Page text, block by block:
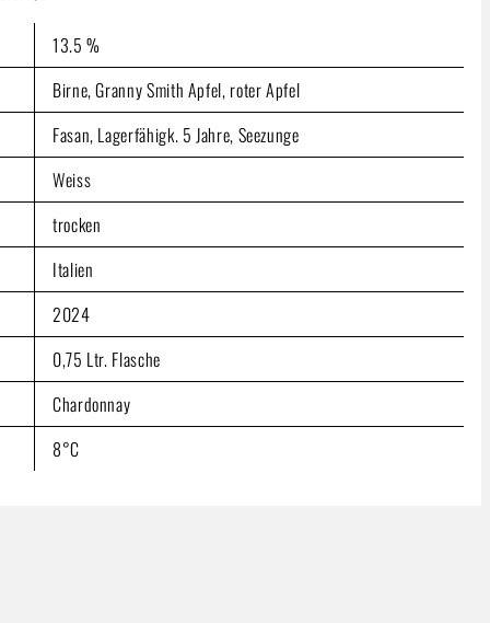
13.5 %
Birne, Granny Smith Apfel, roter Apfel
Fasan, Lagerfähigk. 5 Jahre, Seezunge
Weiss
trocken
Italien
2024
0,75 Ltr. Flasche
Chardonnay
8°C